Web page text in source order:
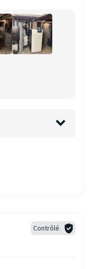
Contrôlé